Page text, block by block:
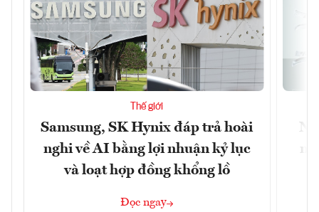
Thế giới
Samsung, SK Hynix đáp trả hoài
nghi về AI bằng lợi nhuận kỷ lục
và loạt hợp đồng khổng lồ
Đọc ngay